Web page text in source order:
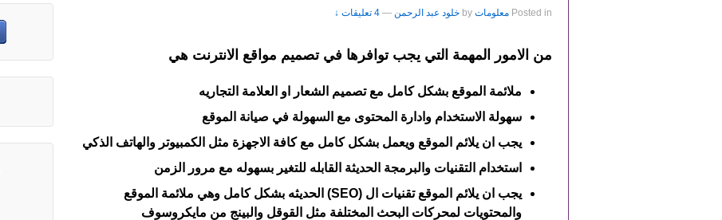
Posted in معلومات by خلود عبد الرحمن — 4 تعليقات ↓
من الامور المهمة التي يجب توافرها في تصميم مواقع الانترنت هي
ملائمة الموقع بشكل كامل مع تصميم الشعار او العلامة التجاريه
سهولة الاستخدام وادارة المحتوى مع السهولة في صيانة الموقع
يجب ان يلائم الموقع ويعمل بشكل كامل مع كافة الاجهزة مثل الكمبيوتر والهاتف الذكي
استخدام التقنيات والبرمجة الحديثة القابله للتغير بسهوله مع مرور الزمن
يجب ان يلائم الموقع تقنيات ال (SEO) الحديثه بشكل كامل وهي ملائمة الموقع
والمحتويات لمحركات البحث المختلفة مثل القوقل والبينج من مايكروسوف